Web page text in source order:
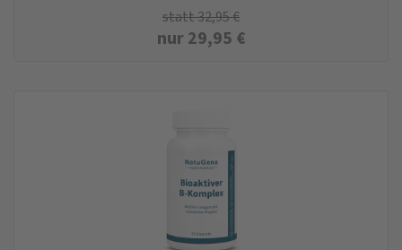
statt32,95€
nur29,95 €